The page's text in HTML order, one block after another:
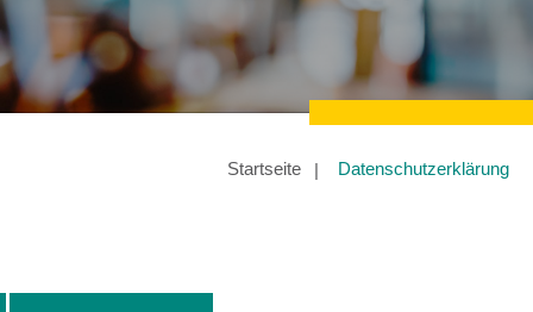
Startseite Datenschutzerklärung